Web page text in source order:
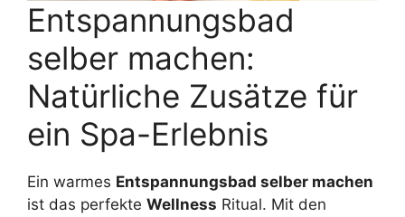
Entspannungsbad
selber machen:
Natürliche Zusätze für
ein Spa-Erlebnis
Ein warmes Entspannungsbad selber machen
ist das perfekte Wellness Ritual. Mit den